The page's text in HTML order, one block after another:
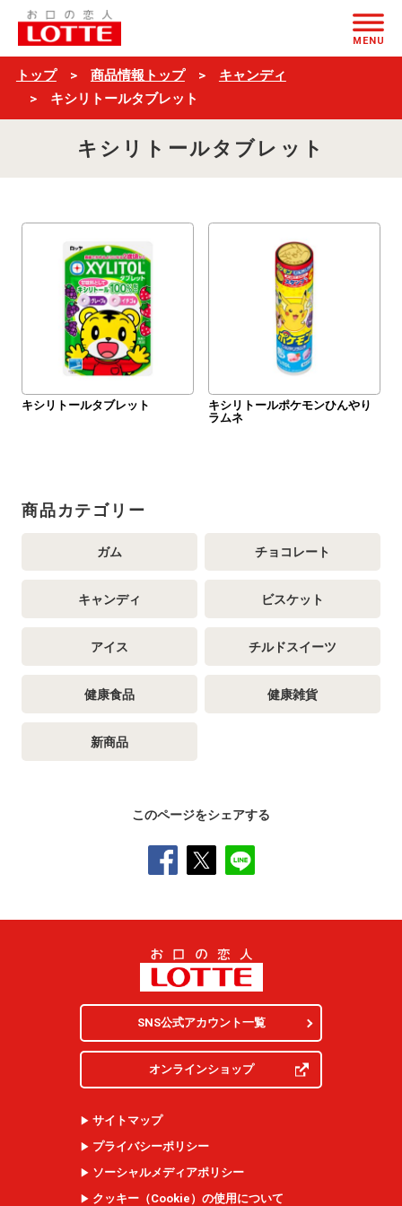
$ブ
ラ
ン
名
一
覧
MENU
トップ 商品情報トップ
キャンディ
キシリトールタブレット
キシリトールタブレット
キシリトールタブレット
キシリトールポケモンひんやり
ラムネ
商品カテゴリー
ガム チョコレート
キャンディ ビスケット
アイス チルドスイーツ
健康食品 健康雑貨
新商品
このページをシェアする
SNS公式アカウント一覧
オンラインショップ
サイトマップ
プライバシーポリシー
ソーシャルメディアポリシー
クッキー（Cookie ）の使用について